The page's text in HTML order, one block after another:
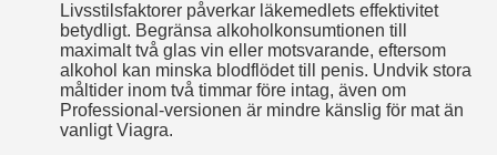
Livsstilsfaktorer påverkar läkemedlets effektivitet
betydligt. Begränsa alkoholkonsumtionen till
maximalt två glas vin eller motsvarande, eftersom
alkohol kan minska blodflödet till penis. Undvik stora
måltider inom två timmar före intag, även om
Professional-versionen är mindre känslig för mat än
vanligt Viagra.